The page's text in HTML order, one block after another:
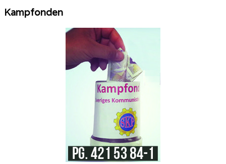
Kampfonden